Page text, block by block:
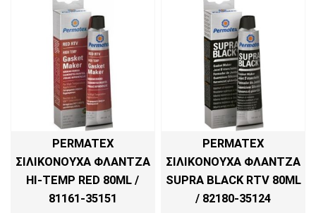
PERMATEX
ΣΙΛΙΚΟΝΟΎΧΑ ΦΛΆΝΤΖΑ
HI-TEMP RED 80ML /
81161-35151
PERMATEX
ΣΙΛΙΚΟΝΟΎΧΑ ΦΛΆΝΤΖΑ
SUPRA BLACK RTV 80ML
/ 82180-35124